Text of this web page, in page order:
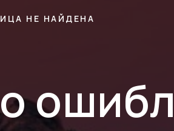
НЕ НАЙДЕНА